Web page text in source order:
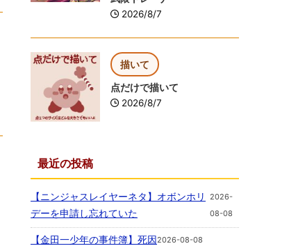
2026/8/7
描いて
点だけで描いて
2026/8/7
最近の投稿
【ニンジャスレイヤーネタ】オボンホリ
デーを申請し忘れていた
2026-
08-08
【金田一少年の事件簿】死因2026-08-08